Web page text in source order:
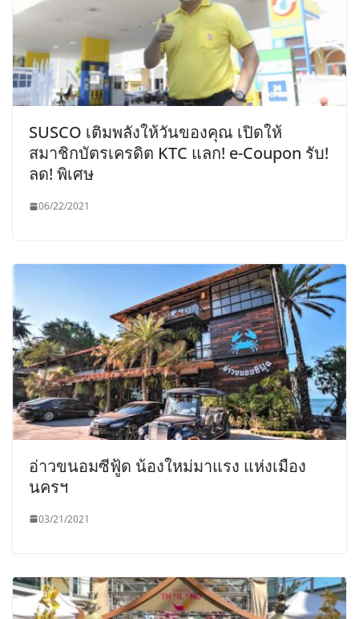
SUSCO เติมพลังให้วันของคุณ เปิดให้
สมาชิกบัตรเครดิต KTC แลก! e-Coupon รับ!
ลด! พิเศษ
06/22/2021
อ่าวขนอมซีฟู้ด น้องใหม่มาแรง แห่งเมือง
นครฯ
03/21/2021